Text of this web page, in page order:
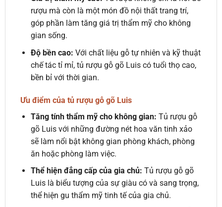
rượu mà còn là một món đồ nội thất trang trí,
góp phần làm tăng giá trị thẩm mỹ cho không
gian sống.
Độ bền cao: Với chất liệu gỗ tự nhiên và kỹ thuật
chế tác tỉ mỉ, tủ rượu gỗ gõ Luis có tuổi thọ cao,
bền bỉ với thời gian.
Ưu điểm của tủ rượu gỗ gõ Luis
Tăng tính thẩm mỹ cho không gian: Tủ rượu gỗ
gõ Luis với những đường nét hoa văn tinh xảo
sẽ làm nổi bật không gian phòng khách, phòng
ăn hoặc phòng làm việc.
Thể hiện đẳng cấp của gia chủ: Tủ rượu gỗ gõ
Luis là biểu tượng của sự giàu có và sang trọng,
thể hiện gu thẩm mỹ tinh tế của gia chủ.